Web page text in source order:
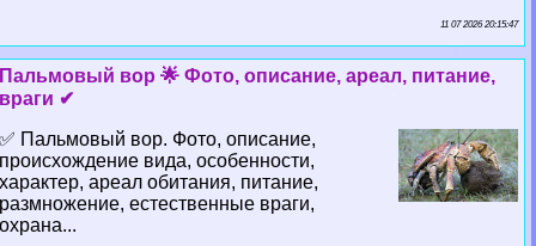
11 07 2026 20:15:47
Пальмовый вор 🌟 Фото, описание, ареал, питание,
враги ✔
✅ Пальмовый вор. Фото, описание,
происхождение вида, особенности,
хаpaктер, ареал обитания, питание,
размножение, естественные враги,
охрана...